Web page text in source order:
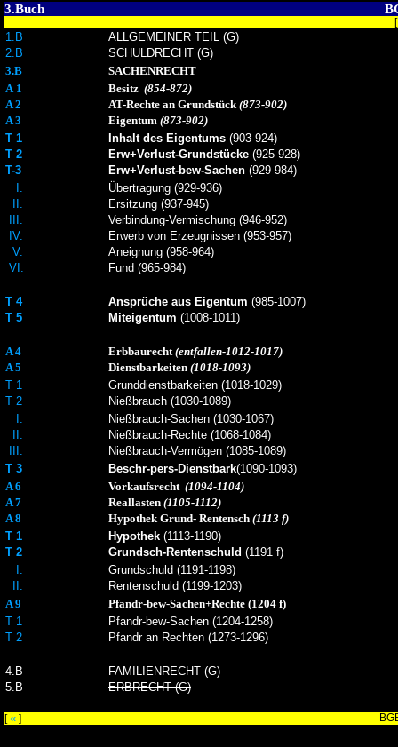
3.Buch
1.B
2.B
ALLGEMEINER TEIL (G)
SCHULDRECHT (G)
3.B
SACHENRECHT
A 1
A 2
A 3
Besitz (854-872)
AT-Rechte an Grundstück(873-902)
Eigentum (873-902)
T 1
T 2
T-3
Inhalt des Eigentums (903-924)
Erw+Verlust-Grundstücke (925-928)
Erw+Verlust-bew-Sachen (929-984)
I.
II.
III.
IV.
V.
VI.
Übertragung (929-936)
Ersitzung (937-945)
Verbindung-Vermischung (946-952)
Erwerb von Erzeugnissen (953-957)
Aneignung (958-964)
Fund (965-984)
T 4
T 5
Ansprüche aus Eigentum (985-1007)
Miteigentum (1008-1011)
A 4
A 5
Erbbaurecht(entfallen-1012-1017)
Dienstbarkeiten (1018-1093)
T 1
T 2
Grunddienstbarkeiten (1018-1029)
Nießbrauch (1030-1089)
I.
II.
III.
Nießbrauch-Sachen (1030-1067)
Nießbrauch-Rechte (1068-1084)
Nießbrauch-Vermögen (1085-1089)
T 3
Beschr-pers-Dienstbark(1090-1093)
A 6
A 7
A 8
Vorkaufsrecht (1094-1104)
Reallasten (1105-1112)
Hypothek Grund- Rentensch (1113 f)
T 1
T 2
Hypothek (1113-1190)
Grundsch-Rentenschuld (1191 f)
I.
II.
Grundschuld (1191-1198)
Rentenschuld (1199-1203)
A 9
Pfandr-bew-Sachen+Rechte (1204 f)
T 1
T 2
Pfandr-bew-Sachen (1204-1258)
Pfandr an Rechten (1273-1296)
4.B
5.B
FAMILIENRECHT (G)
ERBRECHT (G)
[« ]